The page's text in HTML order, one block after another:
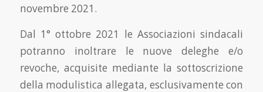
novembre 2021.
Dal 1° ottobre 2021 le Associazioni sindacali
potranno inoltrare le nuove deleghe e/o
revoche, acquisite mediante la sottoscrizione
della modulistica allegata, esclusivamente con